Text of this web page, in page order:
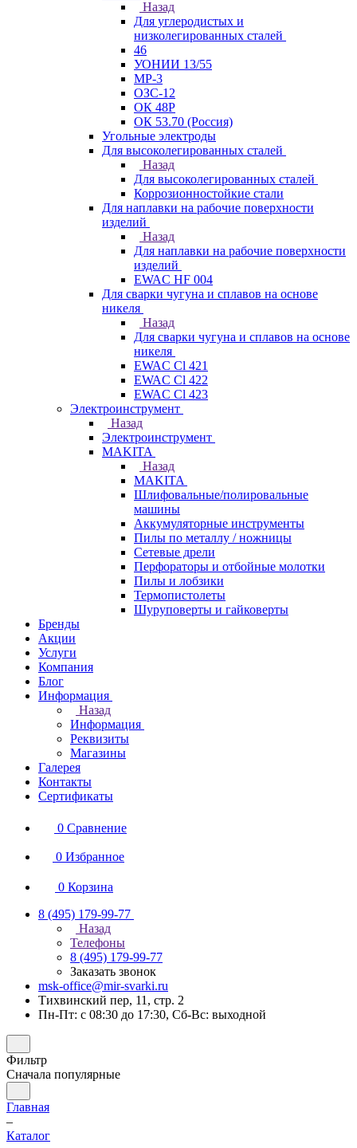
Назад
Для углеродистых и
низколегированных сталей
46
УОНИИ 13/55
МР-3
ОЗС-12
ОК 48Р
ОК 53.70 (Россия)
Угольные электроды
Для высоколегированных сталей
Назад
Для высоколегированных сталей
Коррозионностойкие стали
Для наплавки на рабочие поверхности
изделий
Назад
Для наплавки на рабочие поверхности
изделий
EWAC HF 004
Для сварки чугуна и сплавов на основе
никеля
Назад
Для сварки чугуна и сплавов на основе
никеля
EWAC Cl 421
EWAC Cl 422
EWAC Cl 423
Электроинструмент
Назад
Электроинструмент
МAKITA
Назад
МAKITA
Шлифовальные/полировальные
машины
Аккумуляторные инструменты
Пилы по металлу / ножницы
Сетевые дрели
Перфораторы и отбойные молотки
Пилы и лобзики
Термопистолеты
Шуруповерты и гайковерты
Бренды
Акции
Услуги
Компания
Блог
Информация
Назад
Информация
Реквизиты
Магазины
Галерея
Контакты
Сертификаты
0 Сравнение
0 Избранное
0 Корзина
8 (495) 179-99-77
Назад
Телефоны
8 (495) 179-99-77
Заказать звонок
msk-office@mir-svarki.ru
Тихвинский пер, 11, стр. 2
Пн-Пт: с 08:30 до 17:30, Сб-Вс: выходной
Фильтр
Сначала популярные
Главная
–
Каталог